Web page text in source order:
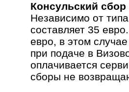
Консульский сбор
Независимо от
составляет 35
евро, в этом
при подаче в
оплачивается
сборы не